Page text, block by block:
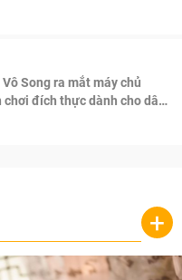
Song ra mắt máy chủ
chơi đích thực dành cho dân
+